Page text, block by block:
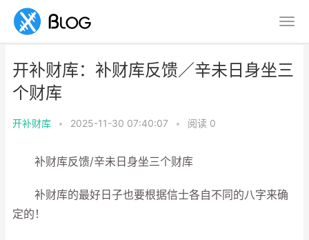
开补财库：补财库反馈／辛未日身坐三
个财库
开补财库 • 2025-11-30 07:40:07 • 阅读 0
补财库反馈/辛未日身坐三个财库
补财库的最好日子也要根据信士各自不同的八字来确
定的！